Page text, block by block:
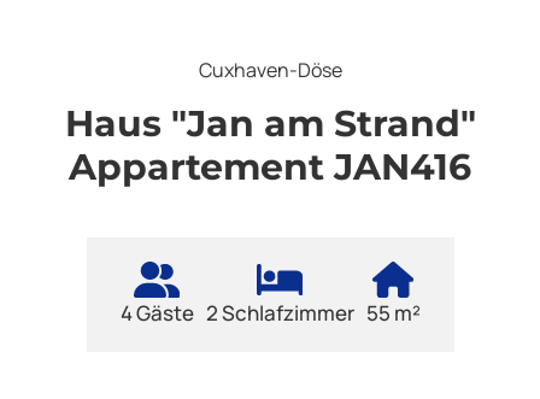
Cuxhaven-Döse
Haus "Jan am Strand"
Appartement JAN416
4 Gäste 2 Schlafzimmer 55 m²